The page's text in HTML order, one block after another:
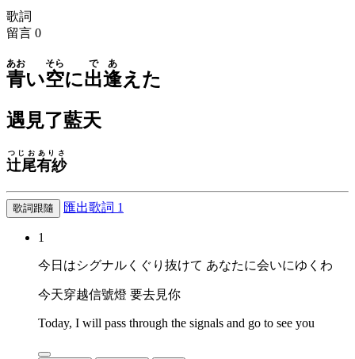
歌詞
留言 0
青
あお
い空
そら
に出逢
であ
えた
遇見了藍天
辻尾
つじお
有紗
ありさ
歌詞跟隨 匯出歌詞 1
1
今日はシグナルくぐり抜けて あなたに会いにゆくわ
今天穿越信號燈 要去見你
Today, I will pass through the signals and go to see you